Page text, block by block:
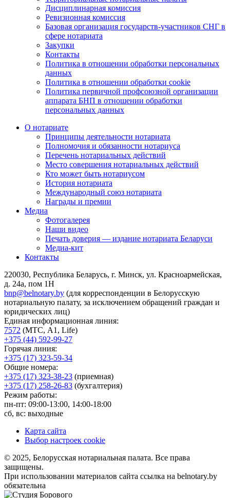
Дисциплинарная комиссия
Ревизионная комиссия
Базовая организация государств-участников СНГ в
сфере нотариата
Закупки
Контакты
Политика в отношении обработки персональных
данных
Политика в отношении обработки cookie
Политика первичной профсоюзной организации
аппарата БНП в отношении обработки
персональных данных
О нотариате
Принципы деятельности нотариата
Полномочия и обязанности нотариуса
Перечень нотариальных действий
Место совершения нотариальных действий
Кто может быть нотариусом
История нотариата
Международный союз нотариата
Награды и премии
Медиа
Фотогалерея
Наши видео
Печать доверия — издание нотариата Беларуси
Медиа-кит
Контакты
220030, Республика Беларусь, г. Минск, ул. Красноармейская,
д. 24а, пом 1Н
bnp@belnotary.by (для корреспонденции в Белорусскую
нотариальную палату, за исключением обращений граждан и
юридических лиц)
Единая информационная линия:
7572 (МТС, A1, Life)
+375 (44) 592-99-27
Горячая линия:
+375 (17) 323-59-34
Общие номера:
+375 (17) 323-38-23 (приемная)
+375 (17) 258-26-83 (бухгалтерия)
Режим работы:
пн-пт: 09:00-13:00, 14:00-18:00
сб, вс: выходные
Карта сайта
Выбор настроек cookie
© 2025, Белорусская нотариальная палата. Все права
защищены.
При использовании материалов сайта ссылка на belnotary.by
обязательна